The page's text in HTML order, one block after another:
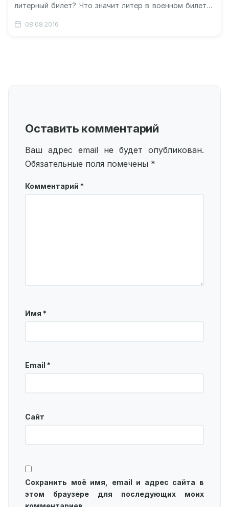
литерный билет? Что значит литер в военном билете?
08.08.2016
Оставить комментарий
Ваш адрес email не будет опубликован.
Обязательные поля помечены *
Комментарий *
Имя *
Email *
Сайт
Сохранить моё имя, email и адрес сайта в
этом браузере для последующих моих